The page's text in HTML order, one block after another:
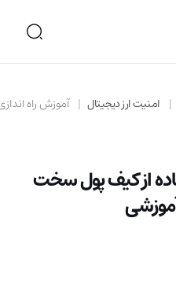
امنیت ارز دیجیتال آموزش راه‌
از کیف پول سخت